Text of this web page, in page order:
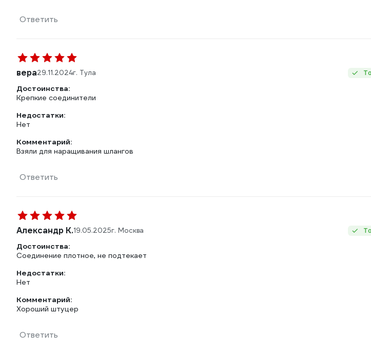
Ответить
вера29.11.2024г. Тула
Достоинства:
Крепкие соединители
Недостатки:
Нет
Комментарий:
Взяли для наращивания шлангов
Ответить
Александр К.19.05.2025г. Москва
Достоинства:
Соединение плотное, не подтекает
Недостатки:
Нет
Комментарий:
Хороший штуцер
Ответить